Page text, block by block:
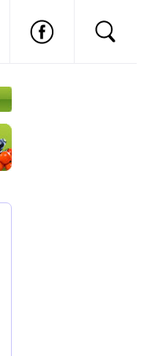
Nu ai cont?